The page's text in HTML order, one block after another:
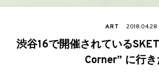
ART 2018.04.28
渋谷16で開催されている
Corner” に行